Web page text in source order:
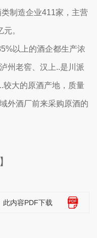
制造企业411家，主营
。
以上的酒企都生产浓
州老窖、汉上..是川派
较大的原酒产地，质量
外酒厂前来采购原酒的
此内容PDF下载